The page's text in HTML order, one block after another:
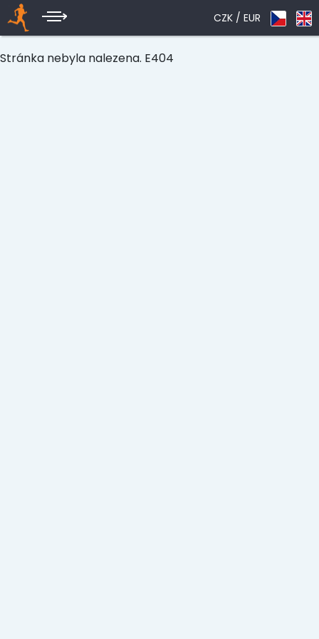
CZK / EUR
Stránka nebyla nalezena. E404